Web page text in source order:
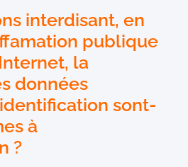
interdisant, en
publique
la
données
sont-
à
?